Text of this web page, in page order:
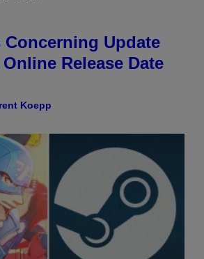
Concerning Update
Release Date
Koepp